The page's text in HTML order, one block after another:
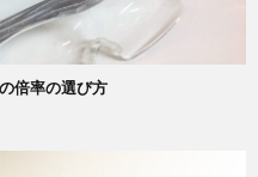
倍率の選び方